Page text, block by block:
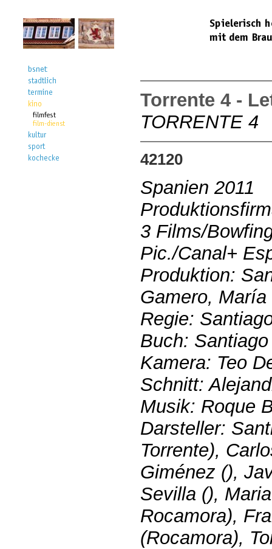
Torrente 4 -
TORRENTE 4
42120
Spanien 2011
3 Films/
Pic./Canal+
Produktion:
Gamero,
Regie:
Buch:
Kamera: Teo
Schnitt:
Musik: Roque
Darsteller:
Torrente),
Giménez (),
Sevilla (),
Rocamora),
(Rocamora),